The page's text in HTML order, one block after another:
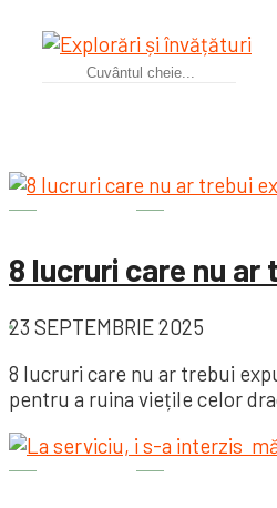
8 lucruri care nu
23 SEPTEMBRIE 2025
8 lucruri care nu ar trebui
pentru a ruina viețile celor